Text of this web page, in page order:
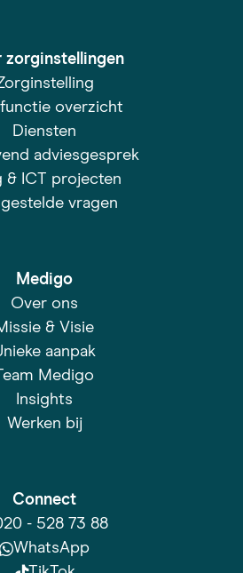
zorginstellingen
overzicht
Diensten
adviesgesprek
& ICT projecten
vragen
Medigo
Over ons
& Visie
aanpak
Team Medigo
Insights
Werken bij
Connect
- 528 73 88
WhatsApp